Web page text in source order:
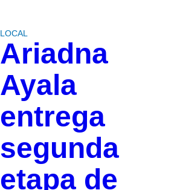
LOCAL
Ariadna
Ayala
entrega
segunda
etapa de